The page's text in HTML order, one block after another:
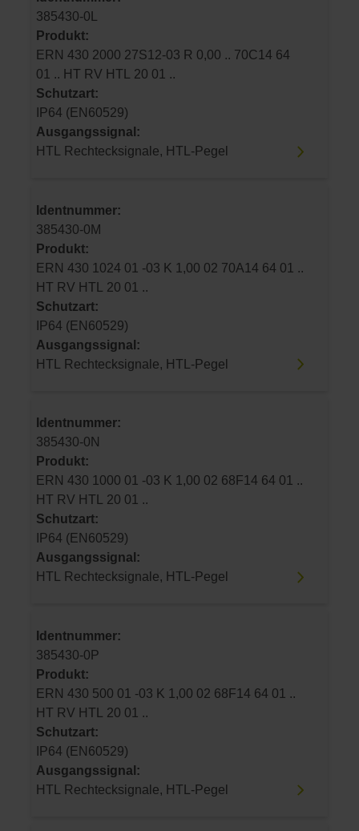
385430-0L
Produkt:
ERN 430 2000 27S12-03 R 0,00 .. 70C14 64
01 .. HT RV HTL 20 01 ..
Schutzart:
IP64 (EN60529)
Ausgangssignal:
HTL Rechtecksignale, HTL-Pegel
Identnummer:
385430-0M
Produkt:
ERN 430 1024 01 -03 K 1,00 02 70A14 64 01 ..
HT RV HTL 20 01 ..
Schutzart:
IP64 (EN60529)
Ausgangssignal:
HTL Rechtecksignale, HTL-Pegel
Identnummer:
385430-0N
Produkt:
ERN 430 1000 01 -03 K 1,00 02 68F14 64 01 ..
HT RV HTL 20 01 ..
Schutzart:
IP64 (EN60529)
Ausgangssignal:
HTL Rechtecksignale, HTL-Pegel
Identnummer:
385430-0P
Produkt:
ERN 430 500 01 -03 K 1,00 02 68F14 64 01 ..
HT RV HTL 20 01 ..
Schutzart:
IP64 (EN60529)
Ausgangssignal:
HTL Rechtecksignale, HTL-Pegel